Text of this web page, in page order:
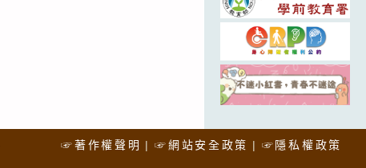
☞著作權聲明 ☞網站安全政策 ☞隱私權政策